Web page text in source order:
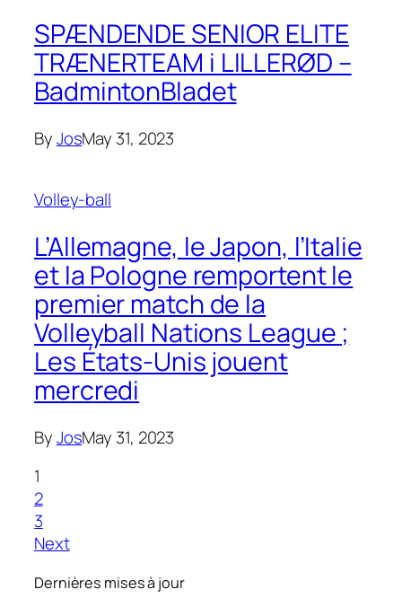
SPÆNDENDE SENIOR ELITE
TRÆNERTEAM i LILLERØD –
BadmintonBladet
ByJosMay 31, 2023
Volley-ball
L’Allemagne, le Japon, l’Italie
et la Pologne remportent le
premier match de la
Volleyball Nations League ;
Les États-Unis jouent
mercredi
ByJosMay 31, 2023
1
2
3
Next
Dernières mises à jour